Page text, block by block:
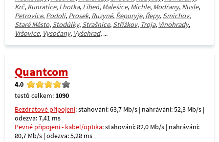
Krč, Kunratice, Lhotka, Libeň, Malešice, Michle, Modřany, Nusle,
Petrovice, Podolí, Prosek, Ruzyně, Řeporyje, Řepy, Smíchov,
Staré Město, Stodůlky, Strašnice, Střížkov, Troja, Vinohrady,
Vršovice, Vysočany, Vyšehrad, ...
Quantcom
4.0
testů celkem: 1090
Bezdrátové připojení: stahování: 63,7 Mb/s | nahrávání: 52,3 Mb/s |
odezva: 7,41 ms
Pevné připojení - kabel/optika: stahování: 82,0 Mb/s | nahrávání:
80,7 Mb/s | odezva: 5,28 ms